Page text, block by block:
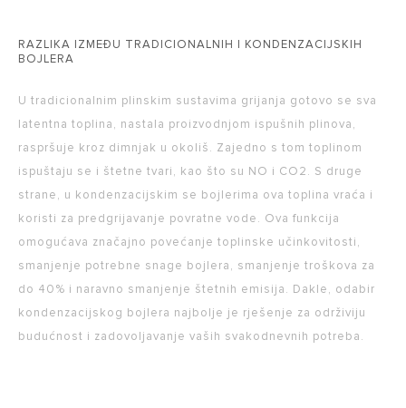
RAZLIKA IZMEĐU TRADICIONALNIH I KONDENZACIJSKIH
BOJLERA
U tradicionalnim plinskim sustavima grijanja gotovo se sva
latentna toplina, nastala proizvodnjom ispušnih plinova,
raspršuje kroz dimnjak u okoliš. Zajedno s tom toplinom
ispuštaju se i štetne tvari, kao što su NO i CO2. S druge
strane, u kondenzacijskim se bojlerima ova toplina vraća i
koristi za predgrijavanje povratne vode. Ova funkcija
omogućava značajno povećanje toplinske učinkovitosti,
smanjenje potrebne snage bojlera, smanjenje troškova za
do 40% i naravno smanjenje štetnih emisija. Dakle, odabir
kondenzacijskog bojlera najbolje je rješenje za održiviju
budućnost i zadovoljavanje vaših svakodnevnih potreba.